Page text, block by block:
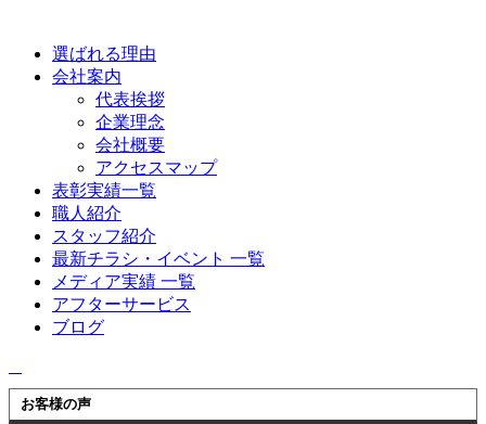
選ばれる理由
会社案内
代表挨拶
企業理念
会社概要
アクセスマップ
表彰実績一覧
職人紹介
スタッフ紹介
最新チラシ・イベント 一覧
メディア実績 一覧
アフターサービス
ブログ
お客様の声